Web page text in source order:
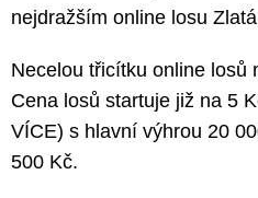
nejdražším online losu
Necelou třicítku online losů
Cena losů startuje již na 5
VÍCE) s hlavní výhrou 20
500 Kč.